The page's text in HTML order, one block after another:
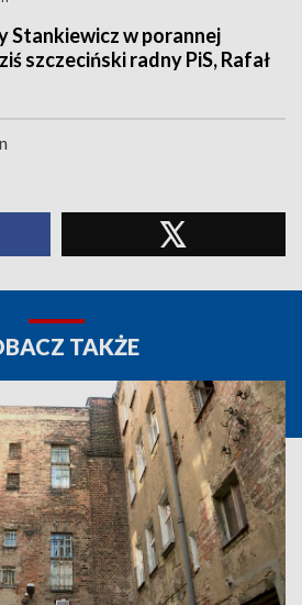
Stankiewicz w porannej
szczeciński radny PiS, Rafał
TAKŻE